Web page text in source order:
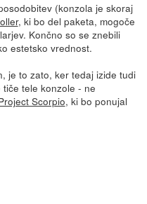
(konzola je skoraj
, ki bo del paketa, mogoče
Končno so se znebili
estetsko vrednost.
je to zato, ker tedaj izide tudi
tele konzole - ne
Scorpio, ki bo ponujal